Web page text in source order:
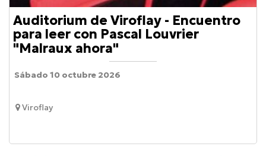
Auditorium de Viroflay - Encuentro
para leer con Pascal Louvrier
"Malraux ahora"
Viroflay
Sábado 10 octubre 2026